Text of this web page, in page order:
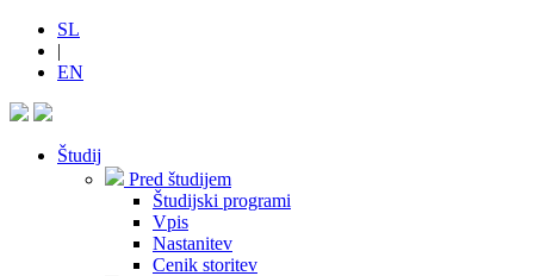
SL
|
EN
Študij
Pred študijem
Študijski programi
Vpis
Nastanitev
Cenik storitev